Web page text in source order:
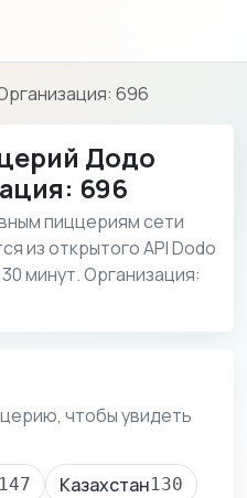
696
Додо
696
пиццериям сети
из открытого API Dodo
минут. Организация:
чтобы увидеть
Казахстан130